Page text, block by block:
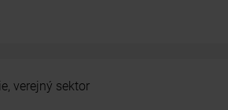
verejný sektor